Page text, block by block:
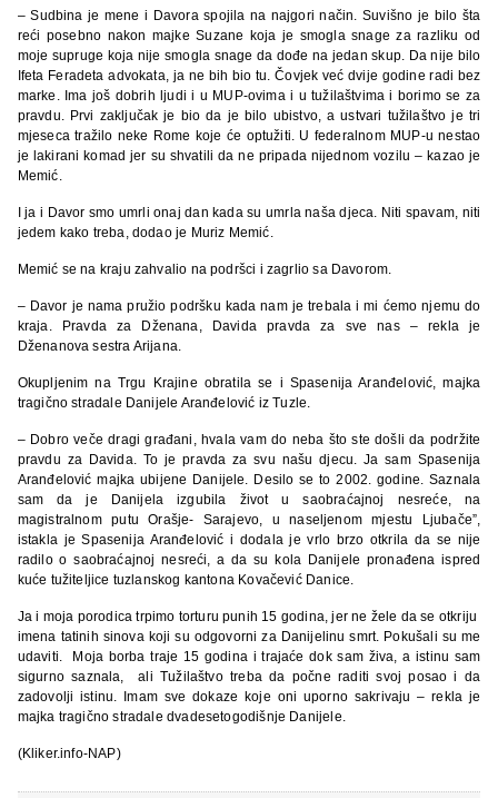
– Sudbina je mene i Davora spojila na najgori način. Suvišno je bilo šta
reći posebno nakon majke Suzane koja je smogla snage za razliku od
moje supruge koja nije smogla snage da dođe na jedan skup. Da nije bilo
Ifeta Feradeta advokata, ja ne bih bio tu. Čovjek već dvije godine radi bez
marke. Ima još dobrih ljudi i u MUP-ovima i u tužilaštvima i borimo se za
pravdu. Prvi zaključak je bio da je bilo ubistvo, a ustvari tužilaštvo je tri
mjeseca tražilo neke Rome koje će optužiti. U federalnom MUP-u nestao
je lakirani komad jer su shvatili da ne pripada nijednom vozilu – kazao je
Memić.
I ja i Davor smo umrli onaj dan kada su umrla naša djeca. Niti spavam, niti
jedem kako treba, dodao je Muriz Memić.
Memić se na kraju zahvalio na podršci i zagrlio sa Davorom.
– Davor je nama pružio podršku kada nam je trebala i mi ćemo njemu do
kraja. Pravda za Dženana, Davida pravda za sve nas – rekla je
Dženanova sestra Arijana.
Okupljenim na Trgu Krajine obratila se i Spasenija Aranđelović, majka
tragično stradale Danijele Aranđelović iz Tuzle.
– Dobro veče dragi građani, hvala vam do neba što ste došli da podržite
pravdu za Davida. To je pravda za svu našu djecu. Ja sam Spasenija
Aranđelović majka ubijene Danijele. Desilo se to 2002. godine. Saznala
sam da je Danijela izgubila život u saobraćajnoj nesreće, na
magistralnom putu Orašje- Sarajevo, u naseljenom mjestu Ljubače”,
istakla je Spasenija Aranđelović i dodala je vrlo brzo otkrila da se nije
radilo o saobraćajnoj nesreći, a da su kola Danijele pronađena ispred
kuće tužiteljice tuzlanskog kantona Kovačević Danice.
Ja i moja porodica trpimo torturu punih 15 godina, jer ne žele da se otkriju
imena tatinih sinova koji su odgovorni za Danijelinu smrt. Pokušali su me
udaviti. Moja borba traje 15 godina i trajaće dok sam živa, a istinu sam
sigurno saznala, ali Tužilaštvo treba da počne raditi svoj posao i da
zadovolji istinu. Imam sve dokaze koje oni uporno sakrivaju – rekla je
majka tragično stradale dvadesetogodišnje Danijele.
(Kliker.info-NAP)